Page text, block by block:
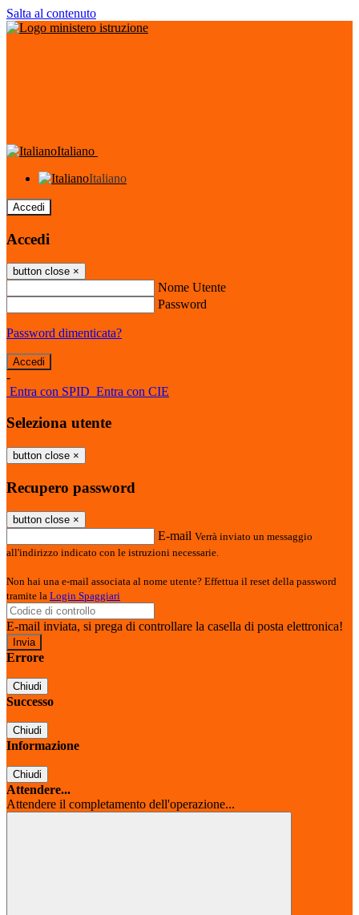
Salta al contenuto
Italiano
Italiano
Accedi
Accedi
button close ×
Nome Utente
Password
Password dimenticata?
-
Entra con SPID Entra con CIE
Seleziona utente
button close ×
Recupero password
button close ×
E-mail Verrà inviato un messaggio
all'indirizzo indicato con le istruzioni necessarie.
Non hai una e-mail associata al nome utente? Effettua il reset della password
tramite la Login Spaggiari
E-mail inviata, si prega di controllare la casella di posta elettronica!
Errore
Chiudi
Successo
Chiudi
Informazione
Chiudi
Attendere...
Attendere il completamento dell'operazione...